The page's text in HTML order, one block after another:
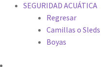
SEGURIDAD ACUÁTICA
Regresar
Camillas o Sleds
Boyas